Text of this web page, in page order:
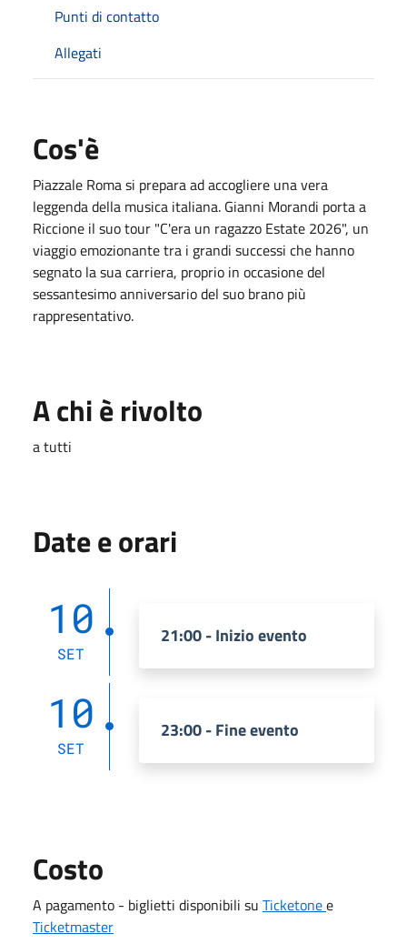
Punti di contatto
Allegati
Cos'è
Piazzale Roma si prepara ad accogliere una vera
leggenda della musica italiana. Gianni Morandi porta a
Riccione il suo tour "C'era un ragazzo Estate 2026", un
viaggio emozionante tra i grandi successi che hanno
segnato la sua carriera, proprio in occasione del
sessantesimo anniversario del suo brano più
rappresentativo.
A chi è rivolto
a tutti
Date e orari
10
SET
21:00 - Inizio evento
10
SET
23:00 - Fine evento
Costo
A pagamento - biglietti disponibili su Ticketonee
Ticketmaster